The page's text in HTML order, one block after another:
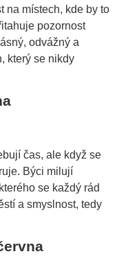
na místech, kde by to
pozornost
odvážný a
který se nikdy
čas, ale když se
Býci milují
se každý rád
a smyslnost, tedy